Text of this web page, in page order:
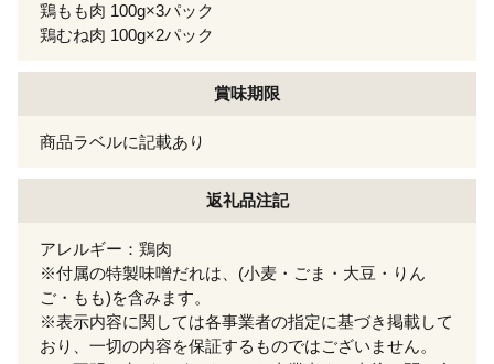
鶏もも肉 100g×3パック
鶏むね肉 100g×2パック
賞味期限
商品ラベルに記載あり
返礼品注記
アレルギー：鶏肉
※付属の特製味噌だれは、(小麦・ごま・大豆・りん
ご・もも)を含みます。
※表示内容に関しては各事業者の指定に基づき掲載して
おり、一切の内容を保証するものではございません。